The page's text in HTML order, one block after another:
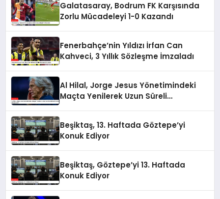
Galatasaray, Bodrum FK Karşısında
Zorlu Mücadeleyi 1-0 Kazandı
Fenerbahçe’nin Yıldızı İrfan Can
Kahveci, 3 Yıllık Sözleşme İmzaladı
Al Hilal, Jorge Jesus Yönetimindeki
Maçta Yenilerek Uzun Süreli
Beşiktaş, 13. Haftada Göztepe’yi
Konuk Ediyor
Beşiktaş, Göztepe’yi 13. Haftada
Konuk Ediyor